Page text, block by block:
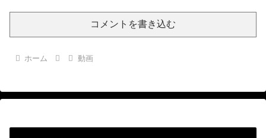
コメントを書き込む
ホーム 動画